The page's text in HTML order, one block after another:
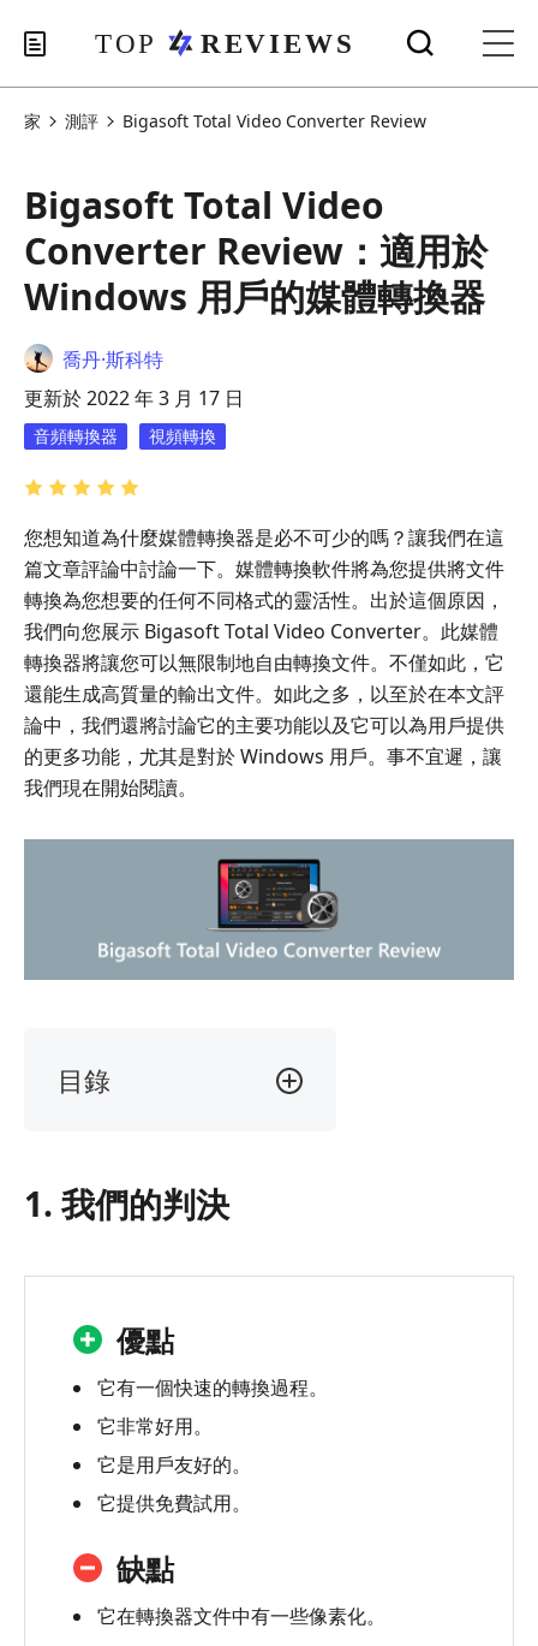
家 測評 Bigasoft Total Video Converter Review
Bigasoft Total Video
Converter Review：適用於
Windows 用戶的媒體轉換器
喬丹·斯科特
更新於 2022 年 3 月 17 日
音頻轉換器 視頻轉換
您想知道為什麼媒體轉換器是必不可少的嗎？讓我們在這
篇文章評論中討論一下。媒體轉換軟件將為您提供將文件
轉換為您想要的任何不同格式的靈活性。出於這個原因，
我們向您展示 Bigasoft Total Video Converter。此媒體
轉換器將讓您可以無限制地自由轉換文件。不僅如此，它
還能生成高質量的輸出文件。如此之多，以至於在本文評
論中，我們還將討論它的主要功能以及它可以為用戶提供
的更多功能，尤其是對於 Windows 用戶。事不宜遲，讓
我們現在開始閱讀。
目錄
的
判
Bigasofts
Total
Video
Converter
什
麼？
Bigasoft
Total
Video
1. 我們的判決
優點
它有一個快速的轉換過程。
它非常好用。
它是用戶友好的。
它提供免費試用。
缺點
它在轉換器文件中有一些像素化。